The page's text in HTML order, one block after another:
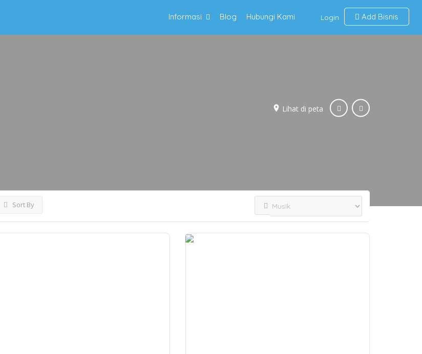
Login Add Bisnis
Informasi Blog Hubungi Kami
Lihat di peta
Sort By